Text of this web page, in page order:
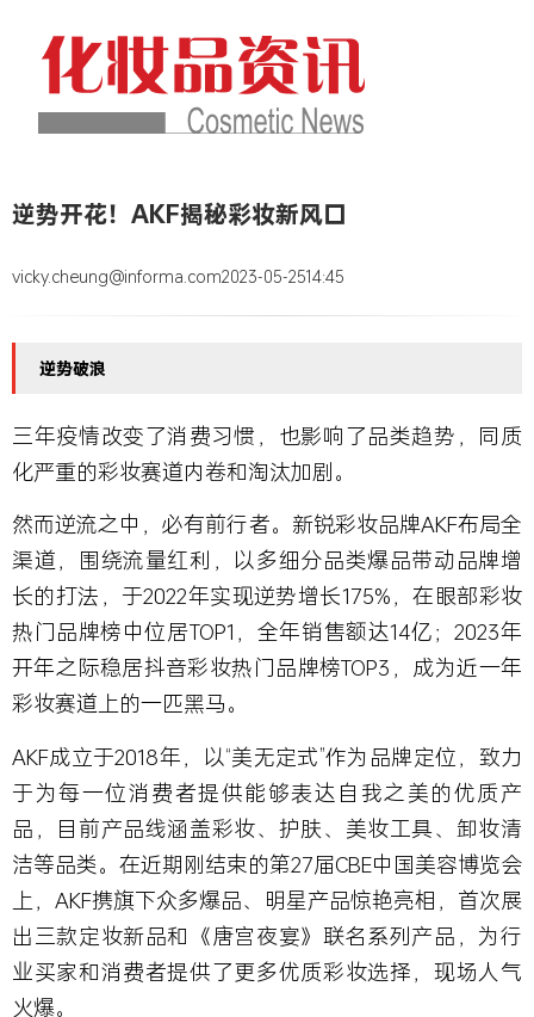
逆势开花！AKF揭秘彩妆新风口
vicky.cheung@informa.com2023-05-2514:45
逆势破浪
三年疫情改变了消费习惯，也影响了品类趋势，同质
化严重的彩妆赛道内卷和淘汰加剧。
然而逆流之中，必有前行者。新锐彩妆品牌AKF布局全
渠道，围绕流量红利，以多细分品类爆品带动品牌增
长的打法，于2022年实现逆势增长175%，在眼部彩妆
热门品牌榜中位居TOP1，全年销售额达14亿；2023年
开年之际稳居抖音彩妆热门品牌榜TOP3，成为近一年
彩妆赛道上的一匹黑马。
AKF成立于2018年，以“美无定式”作为品牌定位，致力
于为每一位消费者提供能够表达自我之美的优质产
品，目前产品线涵盖彩妆、护肤、美妆工具、卸妆清
洁等品类。在近期刚结束的第27届CBE中国美容博览会
上，AKF携旗下众多爆品、明星产品惊艳亮相，首次展
出三款定妆新品和《唐宫夜宴》联名系列产品，为行
业买家和消费者提供了更多优质彩妆选择，现场人气
火爆。